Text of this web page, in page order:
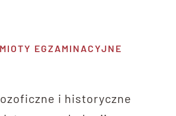
EGZAMINACYJNE
i historyczne